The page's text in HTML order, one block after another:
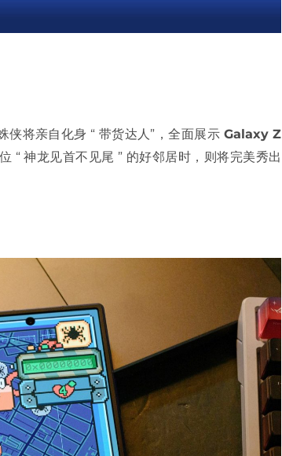
将亲自化身 “ 带货达人”，全面展示 Galaxy Z
“ 神龙见首不见尾 ” 的好邻居时，则将完美秀出